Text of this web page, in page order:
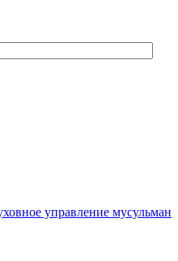
управление мусульман